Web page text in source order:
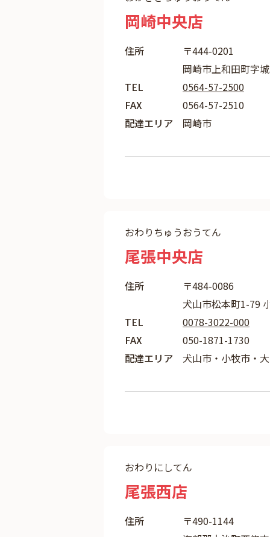
岡崎中央店
住所
〒444-0201
岡崎市上和田町字
TEL
0564-57-2500
FAX
0564-57-2510
配達エリア
岡崎市
おわりちゅうおうてん
尾張中央店
住所
〒484-0086
犬山市松本町1-79
TEL
0078-3022-000
FAX
050-1871-1730
配達エリア
犬山市・小牧市・
おわりにしてん
尾張西店
住所
〒490-1144